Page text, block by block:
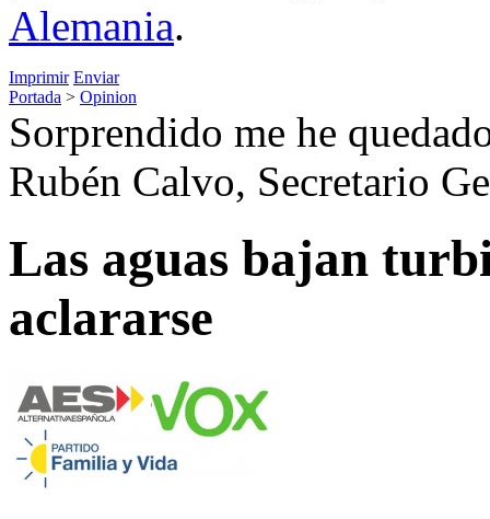
Alemania.
Imprimir Enviar
Portada > Opinion
Sorprendido me he
Rubén Calvo, Secretario
Las aguas bajan
aclararse